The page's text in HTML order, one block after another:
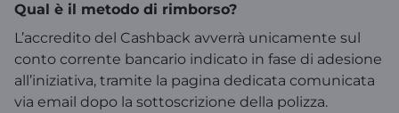
Qual è il metodo di rimborso?
L’accredito del Cashback avverrà unicamente sul
conto corrente bancario indicato in fase di adesione
all’iniziativa, tramite la pagina dedicata comunicata
via email dopo la sottoscrizione della polizza.